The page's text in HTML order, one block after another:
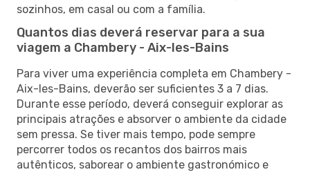
sozinhos, em casal ou com a família.
Quantos dias deverá reservar para a sua
viagem a Chambery - Aix-les-Bains
Para viver uma experiência completa em Chambery -
Aix-les-Bains, deverão ser suficientes 3 a 7 dias.
Durante esse período, deverá conseguir explorar as
principais atrações e absorver o ambiente da cidade
sem pressa. Se tiver mais tempo, pode sempre
percorrer todos os recantos dos bairros mais
autênticos, saborear o ambiente gastronómico e